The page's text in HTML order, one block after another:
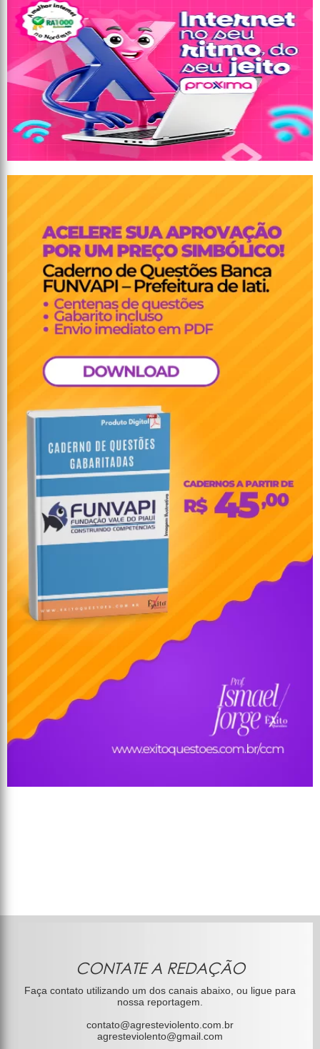
CONTATE A REDAÇÃO
Faça contato utilizando um dos canais abaixo, ou ligue para
nossa reportagem.
contato@agresteviolento.com.br
agresteviolento@gmail.com